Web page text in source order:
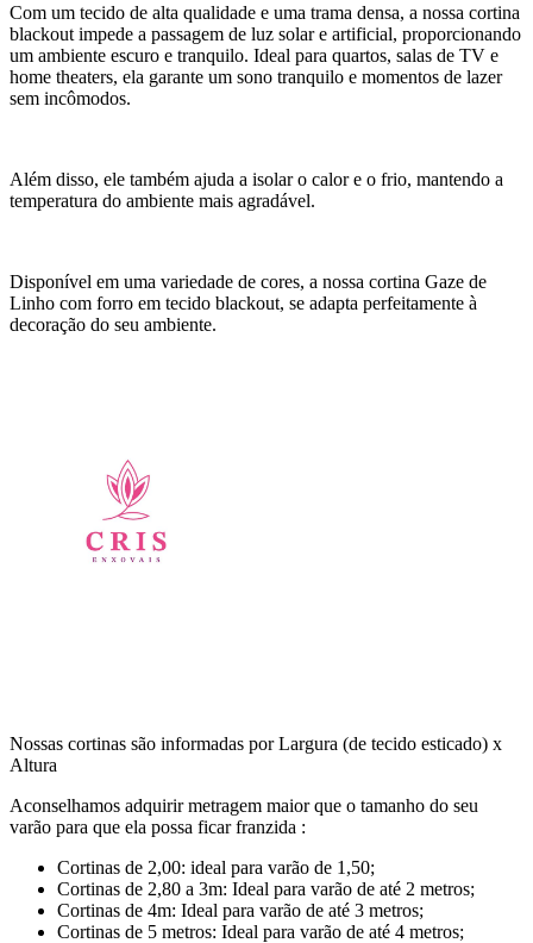
Com um tecido de alta qualidade e uma trama densa, a nossa cortina
blackout impede a passagem de luz solar e artificial, proporcionando
um ambiente escuro e tranquilo. Ideal para quartos, salas de TV e
home theaters, ela garante um sono tranquilo e momentos de lazer
sem incômodos.
Além disso, ele também ajuda a isolar o calor e o frio, mantendo a
temperatura do ambiente mais agradável.
Disponível em uma variedade de cores, a nossa cortina Gaze de
Linho com forro em tecido blackout, se adapta perfeitamente à
decoração do seu ambiente.
Nossas cortinas são informadas por Largura (de tecido esticado) x
Altura
Aconselhamos adquirir metragem maior que o tamanho do seu
varão para que ela possa ficar franzida :
Cortinas de 2,00: ideal para varão de 1,50;
Cortinas de 2,80 a 3m: Ideal para varão de até 2 metros;
Cortinas de 4m: Ideal para varão de até 3 metros;
Cortinas de 5 metros: Ideal para varão de até 4 metros;